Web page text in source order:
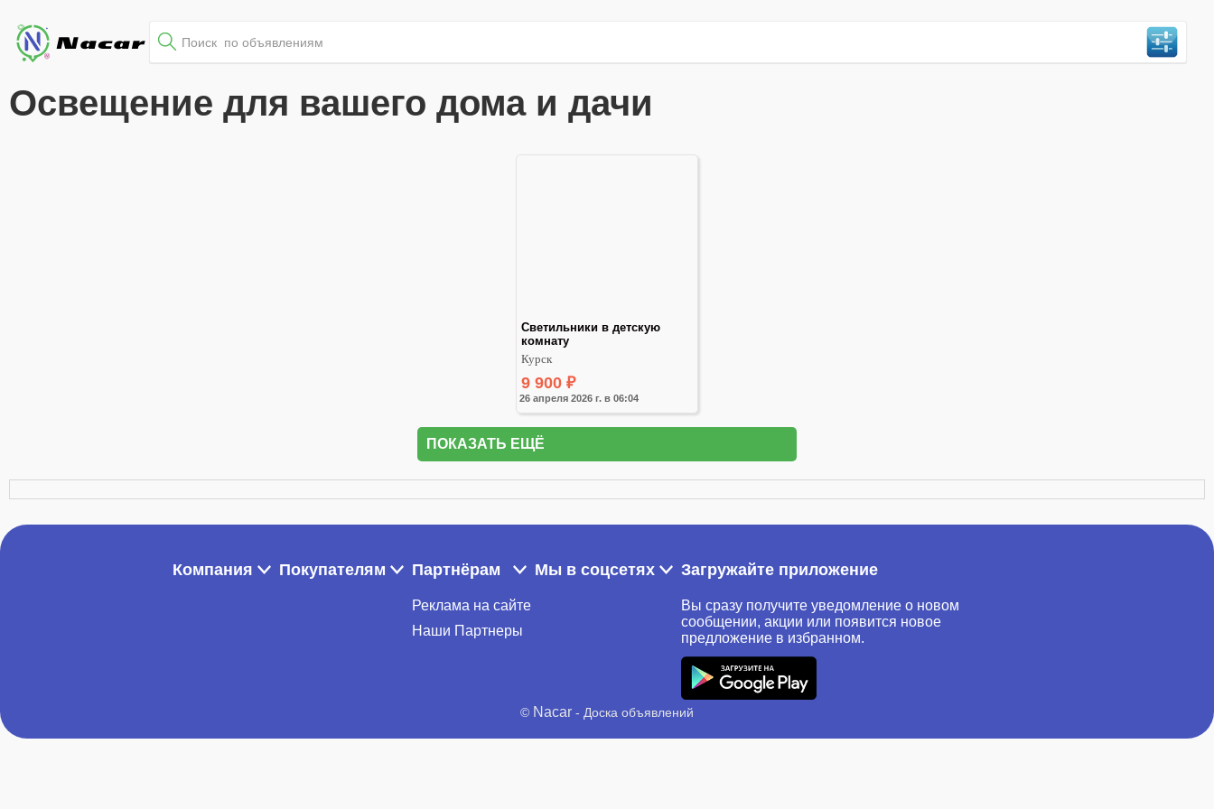
Освещение для вашего дома и дачи
26 апреля 2026 г. в 06:04
Светильники в детскую
комнату
Курск
9 900 ₽
ПОКАЗАТЬ ЕЩЁ
Компания Покупателям Партнёрам
Реклама на сайте
Наши Партнеры
Мы в соцсетях Загружайте приложение
Вы сразу получите уведомление о новом
сообщении, акции или появится новое
предложение в избранном.
© Nacar - Доска объявлений